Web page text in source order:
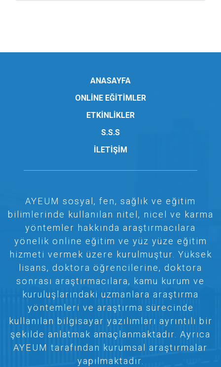
ANASAYFA
ONLİNE EĞİTİMLER
ETKİNLİKLER
S.S.S
İLETİŞİM
AYEUM sosyal, fen, sağlık ve eğitim
bilimlerinde kullanılan nitel, nicel ve karma
yöntemler hakkında araştırmacılara
yönelik online eğitim ve yüz yüze eğitim
hizmeti vermek üzere kurulmuştur. Yüksek
lisans, doktora öğrencilerine, doktora
sonrası araştırmacılara, kamu kurum ve
kuruluşlarındaki uzmanlara araştırma
yöntemleri ve araştırma sürecinde
kullanılan bilgisayar yazılımları ayrıntılı bir
şekilde anlatmak amaçlanmaktadır. Ayrıca
AYEUM tarafından kurumsal araştırmalar
yapılmaktadır.